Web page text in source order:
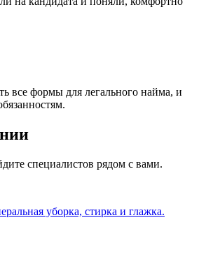
все формы для легального найма, и
специалистов рядом с вами.
уборка, стирка и глажка.